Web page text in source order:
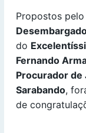
Propostos pelo
do
Fernando
Procurador
Sarabando,
de